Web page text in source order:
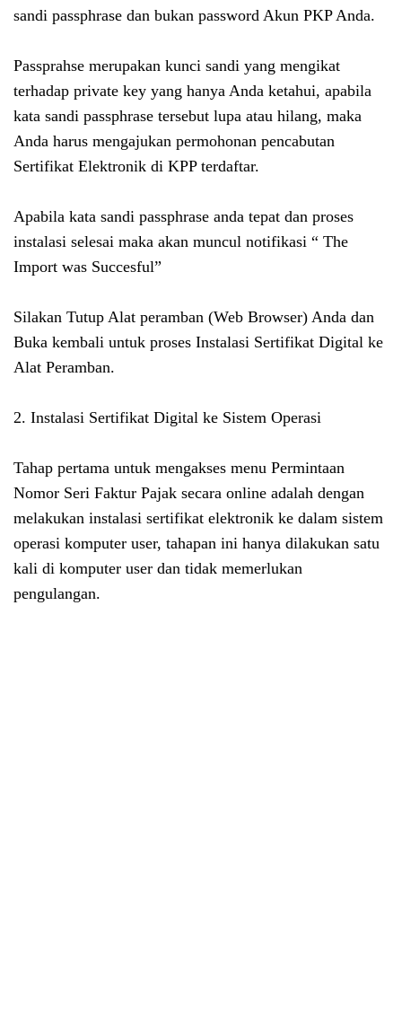
sandi passphrase dan bukan password Akun PKP Anda.
Passprahse merupakan kunci sandi yang mengikat
terhadap private key yang hanya Anda ketahui, apabila
kata sandi passphrase tersebut lupa atau hilang, maka
Anda harus mengajukan permohonan pencabutan
Sertifikat Elektronik di KPP terdaftar.
Apabila kata sandi passphrase anda tepat dan proses
instalasi selesai maka akan muncul notifikasi “ The
Import was Succesful”
Silakan Tutup Alat peramban (Web Browser) Anda dan
Buka kembali untuk proses Instalasi Sertifikat Digital ke
Alat Peramban.
2. Instalasi Sertifikat Digital ke Sistem Operasi
Tahap pertama untuk mengakses menu Permintaan
Nomor Seri Faktur Pajak secara online adalah dengan
melakukan instalasi sertifikat elektronik ke dalam sistem
operasi komputer user, tahapan ini hanya dilakukan satu
kali di komputer user dan tidak memerlukan
pengulangan.